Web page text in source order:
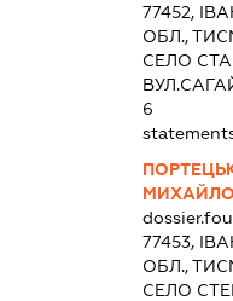
77452,
ОБЛ.,
СЕЛО
6
77453,
ОБЛ.,
СЕЛО